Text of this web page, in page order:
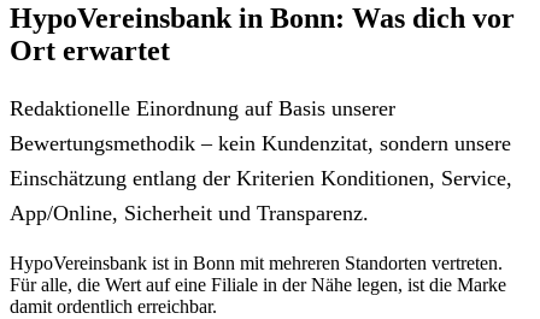
HypoVereinsbank in Bonn: Was dich vor
Ort erwartet
Redaktionelle Einordnung auf Basis unserer
Bewertungsmethodik – kein Kundenzitat, sondern unsere
Einschätzung entlang der Kriterien Konditionen, Service,
App/Online, Sicherheit und Transparenz.
HypoVereinsbank ist in Bonn mit mehreren Standorten vertreten.
Für alle, die Wert auf eine Filiale in der Nähe legen, ist die Marke
damit ordentlich erreichbar.